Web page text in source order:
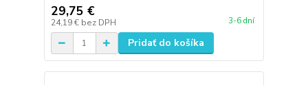
29,75 €
24,19 € bez DPH 3-6 dní
Pridať do košíka